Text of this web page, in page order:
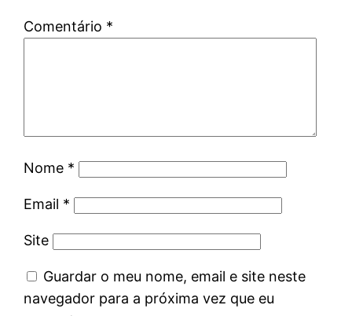
Comentário *
Nome *
Email *
Site
Guardar o meu nome, email e site neste
navegador para a próxima vez que eu